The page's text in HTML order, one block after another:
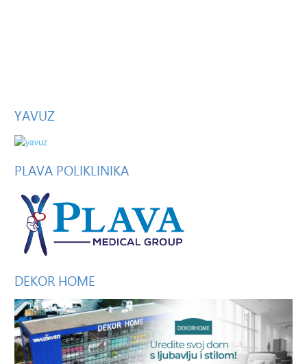
YAVUZ
PLAVA POLIKLINIKA
DEKOR HOME